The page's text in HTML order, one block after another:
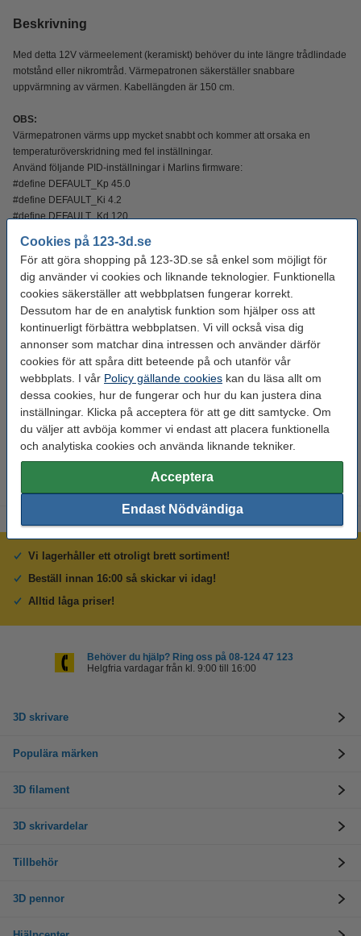
Cookies på 123-3d.se
För att göra shopping på 123-3D.se så enkel som möjligt för
dig använder vi cookies och liknande teknologier. Funktionella
cookies säkerställer att webbplatsen fungerar korrekt.
Dessutom har de en analytisk funktion som hjälper oss att
kontinuerligt förbättra webbplatsen. Vi vill också visa dig
annonser som matchar dina intressen och använder därför
cookies för att spåra ditt beteende på och utanför vår
webbplats. I vår Policy gällande cookies kan du läsa allt om
dessa cookies, hur de fungerar och hur du kan justera dina
inställningar. Klicka på acceptera för att ge ditt samtycke. Om
du väljer att avböja kommer vi endast att placera funktionella
och analytiska cookies och använda liknande tekniker.
Acceptera
Endast Nödvändiga
Beskrivning
Med detta 12V värmeelement (keramiskt) behöver du inte längre trådlindade
motstånd eller nikromtråd. Värmepatronen säkerställer snabbare
uppvärmning av värmen. Kabellängden är 150 cm.
OBS:
Värmepatronen värms upp mycket snabbt och kommer att orsaka en
temperaturöverskridning med fel inställningar.
Använd följande PID-inställningar i Marlins firmware:
#define DEFAULT_Kp 45.0
#define DEFAULT_Ki 4.2
#define DEFAULT_Kd 120
Klickahärför mer information om justeringen (länken är extern).
Specifikationer
Effektvärde: 40 W
Kabellängd: 150 cm
Spänning: 12 V
Varumärke: 123-3D
Produktkod:
Vi lagerhåller ett otroligt brett sortiment!
Beställ innan 16:00 så skickar vi idag!
Alltid låga priser!
Behöver du hjälp? Ring oss på 08-124 47 123
Helgfria vardagar från kl. 9:00 till 16:00
3D skrivare
Populära märken
3D filament
3D skrivardelar
Tillbehör
3D pennor